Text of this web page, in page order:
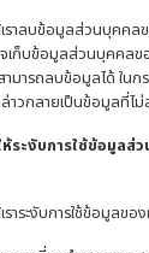
าลบข้อมูลส่วนบุคคล
จเก็บข้อมูลส่วนบุคคล
มารถลบข้อมูลได้ ในก
าวกลายเป็นข้อมูลที่ไ
ห้ระงับการใช้ข้อมูลส่
ระงับการใช้ข้อมูลขอ